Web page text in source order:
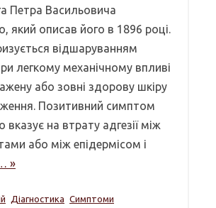
Петра Васильовича
який описав його в 1896 році.
відшаруванням
легкому механічному впливі
або зовні здорову шкіру
Позитивний симптом
вказує на втрату адгезії між
або між епідермісом і
»
Діагностика Симптоми